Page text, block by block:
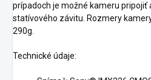
prípadoch je možné kameru
statívového závitu. Rozmery
290g.
Technické údaje: